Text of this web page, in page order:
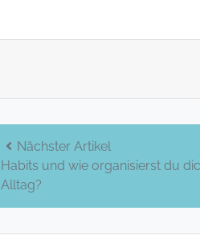
Beitrags-
Navigation
Nächster Artikel
Habits und wie organisierst du
Alltag?